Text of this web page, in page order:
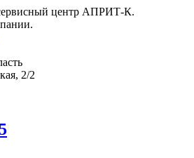
центр АПРИТ-К.
2/2